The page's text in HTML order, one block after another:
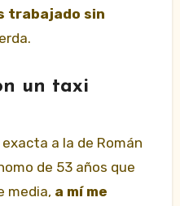
trabajado sin
un taxi
a la de Román
de 53 años que
media, a mí me